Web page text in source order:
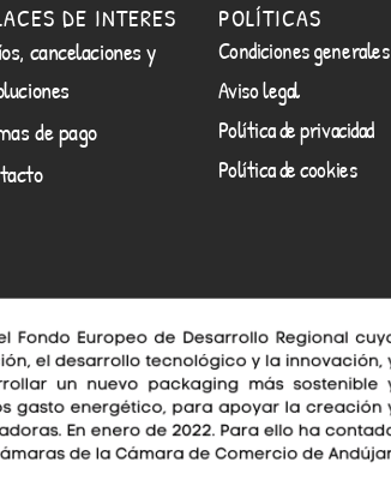
DE INTERES
cancelaciones y
de pago
POLÍTICAS
Condiciones generales
Aviso legal
Política de privacidad
Política de cookies